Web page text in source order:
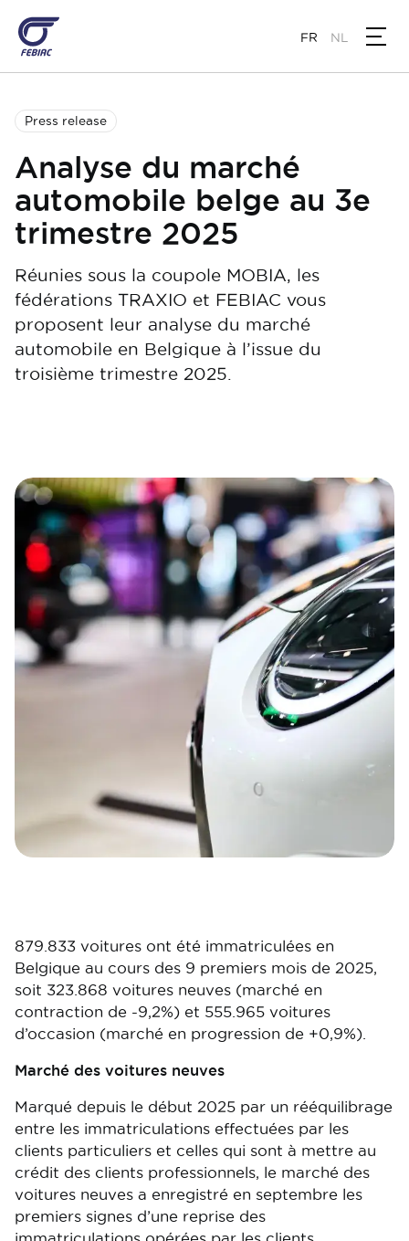
contenu
principal
FR NL
Press release
Analyse du marché
automobile belge au 3e
trimestre 2025
Réunies sous la coupole MOBIA, les
fédérations TRAXIO et FEBIAC vous
proposent leur analyse du marché
automobile en Belgique à l’issue du
troisième trimestre 2025.
879.833 voitures ont été immatriculées en
Belgique au cours des 9 premiers mois de 2025,
soit 323.868 voitures neuves (marché en
contraction de -9,2%) et 555.965 voitures
d’occasion (marché en progression de +0,9%).
Marché des voitures neuves
Marqué depuis le début 2025 par un rééquilibrage
entre les immatriculations effectuées par les
clients particuliers et celles qui sont à mettre au
crédit des clients professionnels, le marché des
voitures neuves a enregistré en septembre les
premiers signes d’une reprise des